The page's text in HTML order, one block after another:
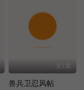
全1集
兽兵卫忍风帖